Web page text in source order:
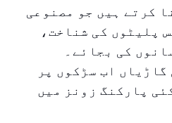
کرتے ہیں جو مصنوعی
پلیٹوں کی شناخت،
کی بجائے۔
اب سڑکوں پر
پارکنگ زونز میں